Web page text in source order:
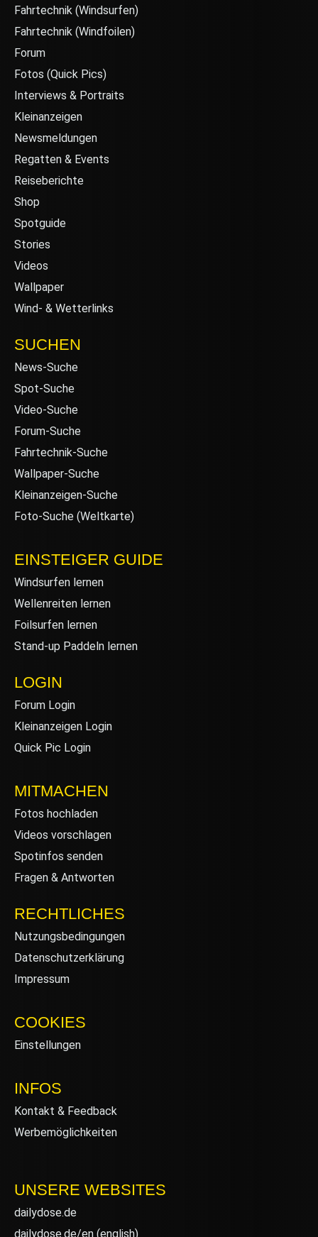
Fahrtechnik (Windsurfen)
Fahrtechnik (Windfoilen)
Forum
Fotos (Quick Pics)
Interviews & Portraits
Kleinanzeigen
Newsmeldungen
Regatten & Events
Reiseberichte
Shop
Spotguide
Stories
Videos
Wallpaper
Wind- & Wetterlinks
SUCHEN
News-Suche
Spot-Suche
Video-Suche
Forum-Suche
Fahrtechnik-Suche
Wallpaper-Suche
Kleinanzeigen-Suche
Foto-Suche (Weltkarte)
EINSTEIGER GUIDE
Windsurfen lernen
Wellenreiten lernen
Foilsurfen lernen
Stand-up Paddeln lernen
LOGIN
Forum Login
Kleinanzeigen Login
Quick Pic Login
MITMACHEN
Fotos hochladen
Videos vorschlagen
Spotinfos senden
Fragen & Antworten
RECHTLICHES
Nutzungsbedingungen
Datenschutzerklärung
Impressum
COOKIES
Einstellungen
INFOS
Kontakt & Feedback
Werbemöglichkeiten
UNSERE WEBSITES
dailydose.de
dailydose.de/en (english)